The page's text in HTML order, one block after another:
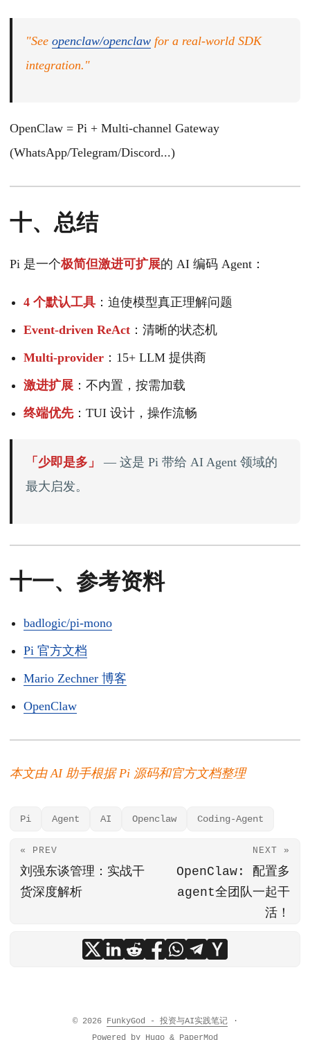
"Seeopenclaw/openclaw for a real-world SDK
integration."
OpenClaw = Pi + Multi-channel Gateway
(WhatsApp/Telegram/Discord...)
十、总结
Pi 是一个极简但激进可扩展的 AI 编码 Agent：
4 个默认工具 ：迫使模型真正理解问题
Event-driven ReAct ：清晰的状态机
Multi-provider ：15+ LLM 提供商
激进扩展 ：不内置，按需加载
终端优先：TUI 设计，操作流畅
「少即是多」
— 这是 Pi 带给 AI Agent 领域的
最大启发。
十一、参考资料
badlogic/pi-mono
Pi 官方文档
Mario Zechner 博客
OpenClaw
本文由 AI 助手根据 Pi 源码和官方文档整理
Pi Agent AI Openclaw Coding-Agent
« PREV
刘强东谈管理：实战干
货深度解析
NEXT »
OpenClaw: 配置多
agent全团队一起干
活！
© 2026 FunkyGod - 投资与AI实践笔记 ·
Powered by
Hugo & PaperMod